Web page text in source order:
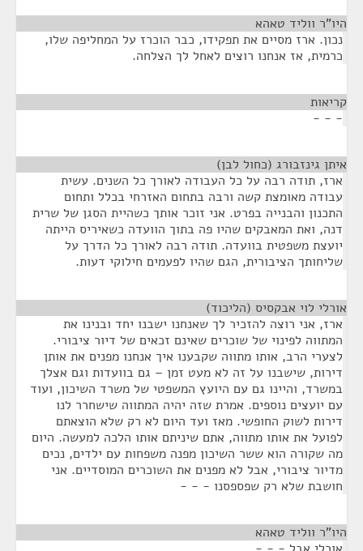
היו"ר ווליד טאהא
נכון. ארז מסיים את תפקידו, כבר הוכרז על המחליפה שלו,
כרמית, אז אנחנו רוצים לאחל לך הצלחה.
קריאות
- - -
איתן גינזבורג (כחול לבן)
ארז, תודה רבה על כל העבודה לאורך כל השנים. עשית
עבודה מאומצת קשה ורבה בתחום האזרחי בכלל ותחום
התכנון והבנייה בפרט. אני זוכר אותך כשהיית הסגן של שרית
דנה, ואת המאבקים שהיו פה בתוך הוועדה כשאיריס הייתה
יועצת משפטית בוועדה. תודה רבה לאורך כל הדרך על
שליחותך הציבורית, הגם שהיו לפעמים חילוקי דעות.
אורלי לוי אבקסיס (הליכוד)
ארז, אני רוצה להזכיר לך שאנחנו ישבנו יחד ובנינו את
המתווה לפינוי של שוכרים שאינם זכאים של דיור ציבורי.
לצערי הרב, אותו מתווה שקבענו איך אנחנו מפנים את אותן
דירות, שישבנו על זה לא מעט זמן – גם בוועדות וגם אצלך
במשרד, והיינו גם עם היועץ המשפטי של משרד השיכון, ועוד
עם יועצים נוספים. אמרת שזה יהיה המתווה שישחרר לנו
דירות לשוק החופשי. מאז ועד היום לא רק שלא הוצאתם
לפועל את אותו מתווה, אתם שיניתם אותו הלכה למעשה. היום
מה שקורה הוא ששר השיכון מפנה משפחות עם ילדים, נכים
מדיור ציבורי, אבל לא מפנים את השוכרים המוסדיים. אני
חושבת שלא רק שפספסנו - - -
היו"ר ווליד טאהא